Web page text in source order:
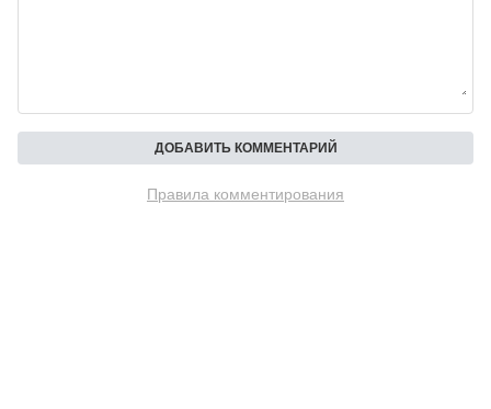
Правила комментирования